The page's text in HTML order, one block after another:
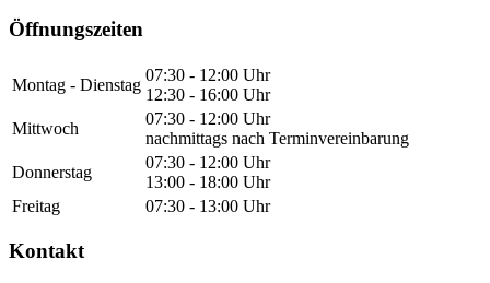
Öffnungszeiten
Montag - Dienstag
07:30 - 12:00 Uhr
12:30 - 16:00 Uhr
Mittwoch
07:30 - 12:00 Uhr
nachmittags nach Terminvereinbarung
Donnerstag
07:30 - 12:00 Uhr
13:00 - 18:00 Uhr
Freitag
07:30 - 13:00 Uhr
Kontakt